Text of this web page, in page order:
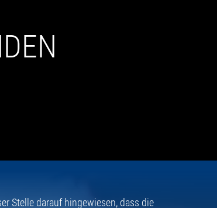
Stelle darauf hingewiesen, dass die